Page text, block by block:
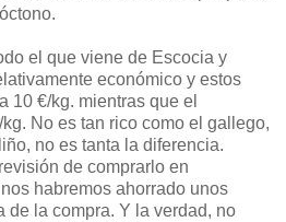
el que viene de Escocia y
económico y estos
10 €/kg. mientras que el
No es tan rico como el gallego,
no es tanta la diferencia.
de comprarlo en
habremos ahorrado unos
de la compra. Y la verdad, no